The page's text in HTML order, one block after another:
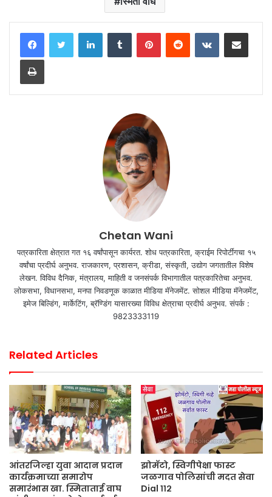
LinkedInTumblr PinterestReddit VKontakteShare via Email
Print
Chetan Wani
पत्रकारिता क्षेत्रात गत १६ वर्षांपासून कार्यरत. शोध पत्रकारिता, क्राईम रिपोर्टींगचा १५
वर्षांचा प्रदीर्घ अनुभव. राजकारण, प्रशासन, क्रीडा, संस्कृती, उद्योग जगतातील विशेष
लेखन. विविध दैनिक, मंत्रालय, माहिती व जनसंपर्क विभागातील पत्रकारितेचा अनुभव.
लोकसभा, विधानसभा, मनपा निवडणूक काळात मीडिया मॅनेजमेंट. सोशल मीडिया मॅनेजमेंट,
इमेज बिल्डिंग, मार्केटिंग, ब्रॅण्डिंग यासारख्या विविध क्षेत्राचा प्रदीर्घ अनुभव. संपर्क :
9823333119
Related Articles
आंतरजिल्हा युवा आदान प्रदान
कार्यक्रमाच्या समारोप
समारंभास खा. स्मिताताई वाघ
झोमॅटो, स्विगीपेक्षा फास्ट
जळगाव पोलिसांची मदत सेवा
Dial ११२